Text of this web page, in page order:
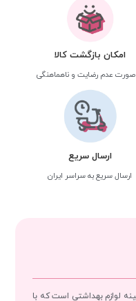
امکان بازگشت کالا
صورت عدم رضایت و ناهماهنگی
ارسال سریع
ارسال سریع به سراسر ایران
لوازم بهداشتی است که با